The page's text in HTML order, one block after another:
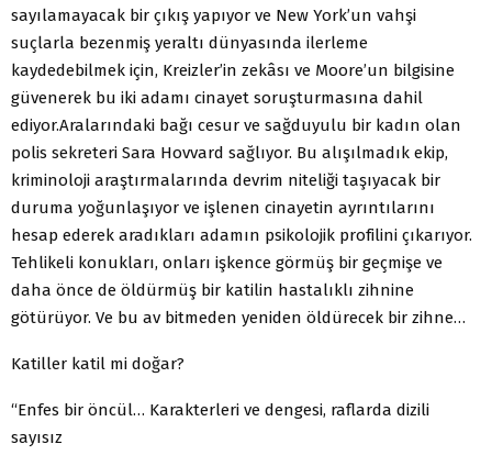
sayılamayacak bir çıkış yapıyor ve New York’un vahşi
suçlarla bezenmiş yeraltı dünyasında ilerleme
kaydedebilmek için, Kreizler’in zekâsı ve Moore’un bilgisine
güvenerek bu iki adamı cinayet soruşturmasına dahil
ediyor.Aralarındaki bağı cesur ve sağduyulu bir kadın olan
polis sekreteri Sara Hovvard sağlıyor. Bu alışılmadık ekip,
kriminoloji araştırmalarında devrim niteliği taşıyacak bir
duruma yoğunlaşıyor ve işlenen cinayetin ayrıntılarını
hesap ederek aradıkları adamın psikolojik profilini çıkarıyor.
Tehlikeli konukları, onları işkence görmüş bir geçmişe ve
daha önce de öldürmüş bir katilin hastalıklı zihnine
götürüyor. Ve bu av bitmeden yeniden öldürecek bir zihne…
Katiller katil mi doğar?
“Enfes bir öncül… Karakterleri ve dengesi, raflarda dizili
sayısız